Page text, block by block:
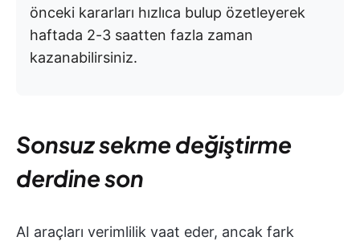
önceki kararları hızlıca bulup özetleyerek
haftada 2-3 saatten fazla zaman
kazanabilirsiniz.
Sonsuz sekme değiştirme
derdine son
AI araçları verimlilik vaat eder, ancak fark